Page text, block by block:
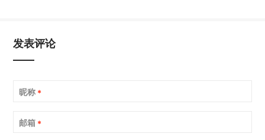
发表评论
昵称 *
邮箱 *